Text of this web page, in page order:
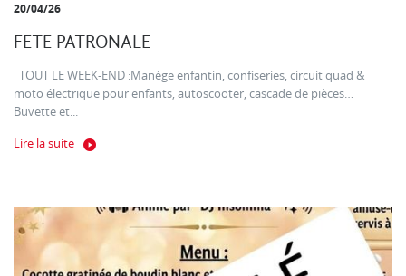
20/04/26
FETE PATRONALE
TOUT LE WEEK-END :Manège enfantin, confiseries, circuit quad &
moto électrique pour enfants, autoscooter, cascade de pièces…
Buvette et...
Lire la suite